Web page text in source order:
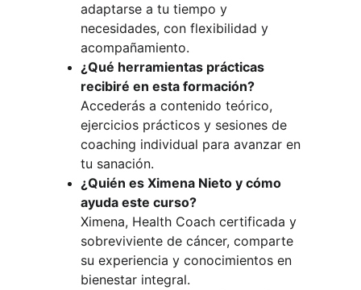
adaptarse a tu tiempo y
necesidades, con flexibilidad y
acompañamiento.
¿Qué herramientas prácticas
recibiré en esta formación?
Accederás a contenido teórico,
ejercicios prácticos y sesiones de
coaching individual para avanzar en
tu sanación.
¿Quién es Ximena Nieto y cómo
ayuda este curso?
Ximena, Health Coach certificada y
sobreviviente de cáncer, comparte
su experiencia y conocimientos en
bienestar integral.